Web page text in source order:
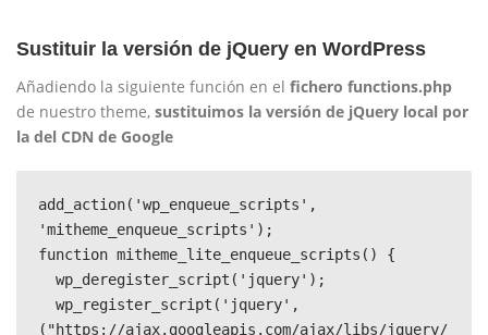
Sustituir la versión de jQuery en WordPress
Añadiendo la siguiente función en el fichero functions.php
de nuestro theme, sustituimos la versión de jQuery local por
la del CDN de Google
add_action('wp_enqueue_scripts',
'mitheme_enqueue_scripts');
function mitheme_lite_enqueue_scripts() {
("https://ajax.googleapis.com/ajax/libs/jquery/